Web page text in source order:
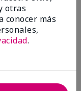
otras
conocer más
.